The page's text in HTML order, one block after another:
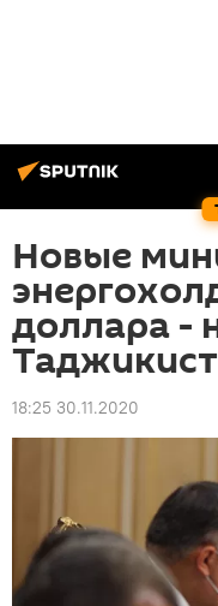
Новые
доллара -
18:25 30.11.2020